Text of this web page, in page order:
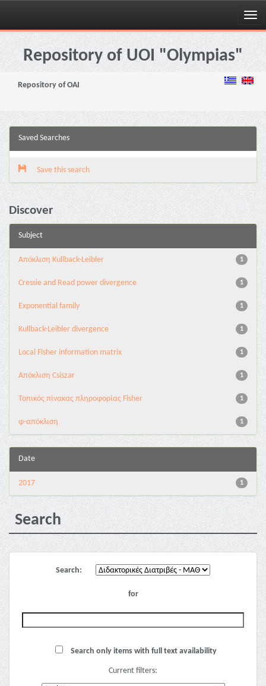
Skip
navigationRepository of UOI "Olympias"
Repository of OAI
Saved Searches
Save this search
Discover
Subject
1
Aπόκλιση Kullback-Leibler
1
Cressie and Read power divergence
1
Exponential family
1
Kullback-Leibler divergence
1
Local Fisher information matrix
1
Απόκλιση Csiszar
1
Τοπικός πίνακας πληροφορίας Fisher
1
φ-απόκλιση
Date
1
2017
Search
Search:
for
Search only items with full text availability
Current filters: